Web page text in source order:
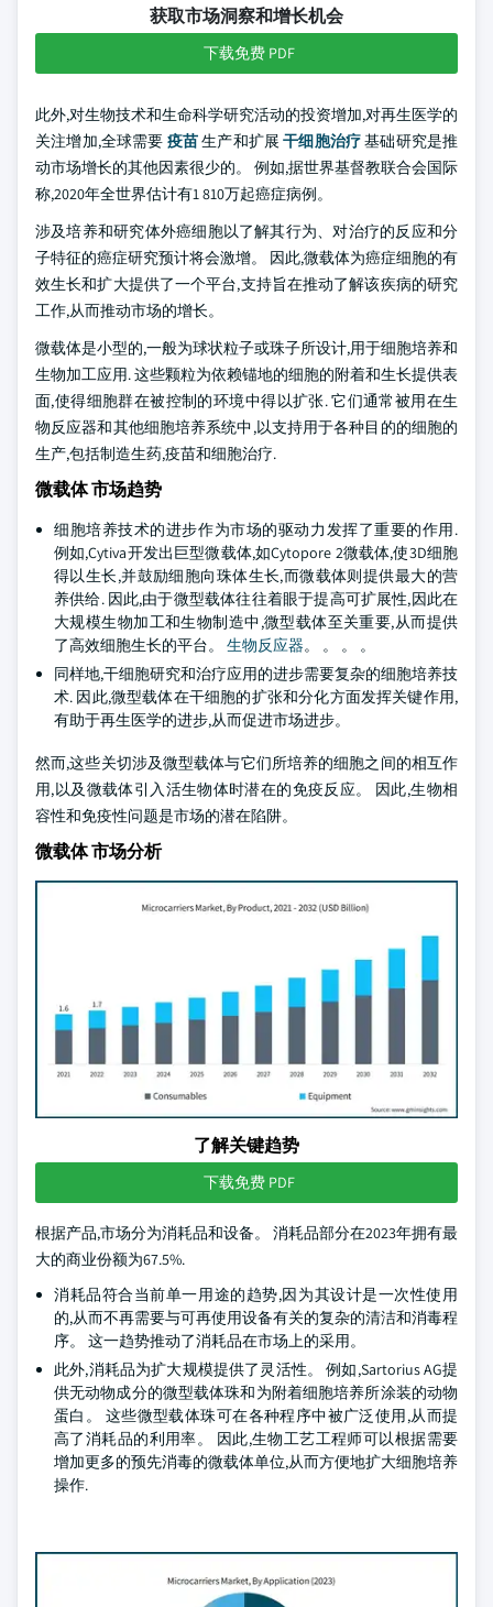
获取市场洞察和增长机会
下载免费 PDF
此外,对生物技术和生命科学研究活动的投资增加,对再生医学的
关注增加,全球需要 疫苗生产和扩展干细胞治疗基础研究是推
动市场增长的其他因素很少的。 例如,据世界基督教联合会国际
称,2020年全世界估计有1 810万起癌症病例。
涉及培养和研究体外癌细胞以了解其行为、对治疗的反应和分
子特征的癌症研究预计将会激增。 因此,微载体为癌症细胞的有
效生长和扩大提供了一个平台,支持旨在推动了解该疾病的研究
工作,从而推动市场的增长。
微载体是小型的,一般为球状粒子或珠子所设计,用于细胞培养和
生物加工应用. 这些颗粒为依赖锚地的细胞的附着和生长提供表
面,使得细胞群在被控制的环境中得以扩张. 它们通常被用在生
物反应器和其他细胞培养系统中,以支持用于各种目的的细胞的
生产,包括制造生药,疫苗和细胞治疗.
微载体 市场趋势
细胞培养技术的进步作为市场的驱动力发挥了重要的作用.
例如,Cytiva开发出巨型微载体,如Cytopore 2微载体,使3D细胞
得以生长,并鼓励细胞向珠体生长,而微载体则提供最大的营
养供给. 因此,由于微型载体往往着眼于提高可扩展性,因此在
大规模生物加工和生物制造中,微型载体至关重要,从而提供
了高效细胞生长的平台。 生物反应器。 。 。 。
同样地,干细胞研究和治疗应用的进步需要复杂的细胞培养技
术. 因此,微型载体在干细胞的扩张和分化方面发挥关键作用,
有助于再生医学的进步,从而促进市场进步。
然而,这些关切涉及微型载体与它们所培养的细胞之间的相互作
用,以及微载体引入活生物体时潜在的免疫反应。 因此,生物相
容性和免疫性问题是市场的潜在陷阱。
微载体 市场分析
了解关键趋势
下载免费 PDF
根据产品,市场分为消耗品和设备。 消耗品部分在2023年拥有最
大的商业份额为67.5%.
消耗品符合当前单一用途的趋势,因为其设计是一次性使用
的,从而不再需要与可再使用设备有关的复杂的清洁和消毒程
序。 这一趋势推动了消耗品在市场上的采用。
此外,消耗品为扩大规模提供了灵活性。 例如,Sartorius AG提
供无动物成分的微型载体珠和为附着细胞培养所涂装的动物
蛋白。 这些微型载体珠可在各种程序中被广泛使用,从而提
高了消耗品的利用率。 因此,生物工艺工程师可以根据需要
增加更多的预先消毒的微载体单位,从而方便地扩大细胞培养
操作.